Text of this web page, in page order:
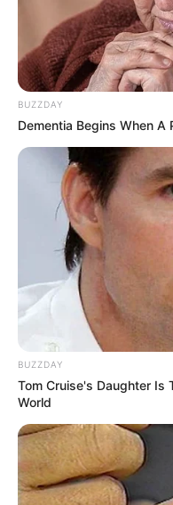
BUZZDAY
Dementia Begins When A
BUZZDAY
Tom Cruise's Daughter Is
World